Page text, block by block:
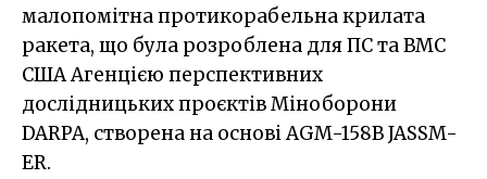
малопомітна протикорабельна крилата
ракета, що була розроблена для ПС та ВМС
США Агенцією перспективних
дослідницьких проєктів Міноборони
DARPA, створена на основі AGM-158B JASSM-
ER.